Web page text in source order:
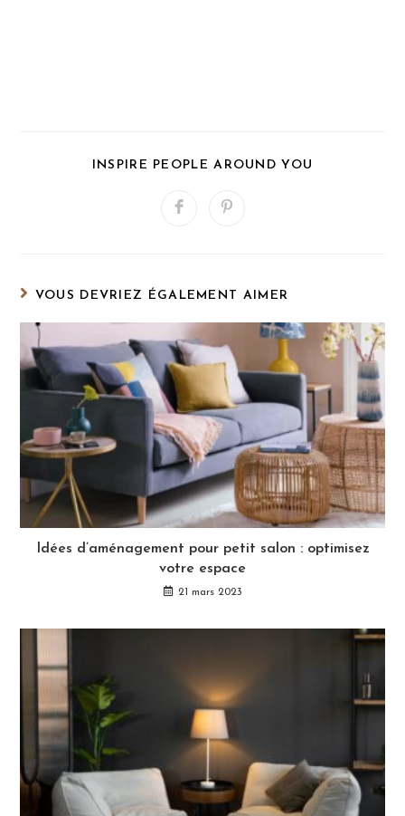
INSPIRE PEOPLE AROUND YOU
Ouvrir
Ouvrir
VOUS DEVRIEZ ÉGALEMENT AIMER
Idées d’aménagement pour petit salon : optimisez
votre espace
21 mars 2023